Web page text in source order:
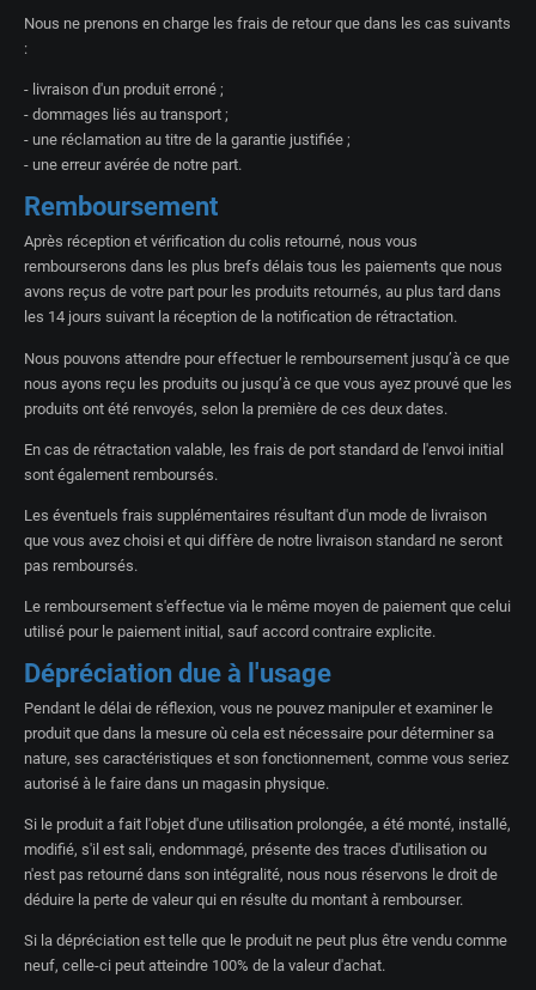
Nous ne prenons en charge les frais de retour que dans les cas suivants
:
- livraison d'un produit erroné ;
- dommages liés au transport ;
- une réclamation au titre de la garantie justifiée ;
- une erreur avérée de notre part.
Remboursement
Après réception et vérification du colis retourné, nous vous
rembourserons dans les plus brefs délais tous les paiements que nous
avons reçus de votre part pour les produits retournés, au plus tard dans
les 14 jours suivant la réception de la notification de rétractation.
Nous pouvons attendre pour effectuer le remboursement jusqu’à ce que
nous ayons reçu les produits ou jusqu’à ce que vous ayez prouvé que les
produits ont été renvoyés, selon la première de ces deux dates.
En cas de rétractation valable, les frais de port standard de l'envoi initial
sont également remboursés.
Les éventuels frais supplémentaires résultant d'un mode de livraison
que vous avez choisi et qui diffère de notre livraison standard ne seront
pas remboursés.
Le remboursement s'effectue via le même moyen de paiement que celui
utilisé pour le paiement initial, sauf accord contraire explicite.
Dépréciation due à l'usage
Pendant le délai de réflexion, vous ne pouvez manipuler et examiner le
produit que dans la mesure où cela est nécessaire pour déterminer sa
nature, ses caractéristiques et son fonctionnement, comme vous seriez
autorisé à le faire dans un magasin physique.
Si le produit a fait l'objet d'une utilisation prolongée, a été monté, installé,
modifié, s'il est sali, endommagé, présente des traces d'utilisation ou
n'est pas retourné dans son intégralité, nous nous réservons le droit de
déduire la perte de valeur qui en résulte du montant à rembourser.
Si la dépréciation est telle que le produit ne peut plus être vendu comme
neuf, celle-ci peut atteindre 100% de la valeur d'achat.